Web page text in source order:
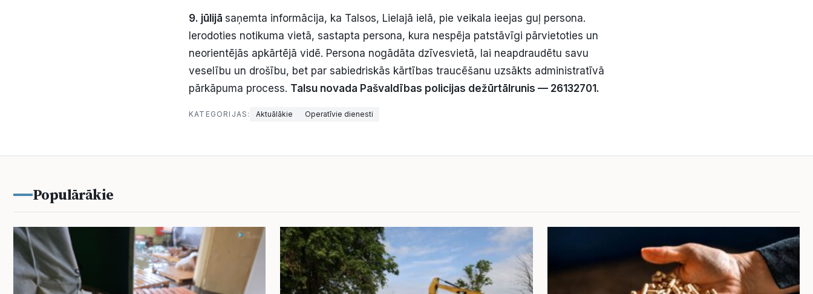
9. jūlijā saņemta informācija, ka Talsos, Lielajā ielā, pie veikala ieejas guļ persona.
Ierodoties notikuma vietā, sastapta persona, kura nespēja patstāvīgi pārvietoties un
neorientējās apkārtējā vidē. Persona nogādāta dzīvesvietā, lai neapdraudētu savu
veselību un drošību, bet par sabiedriskās kārtības traucēšanu uzsākts administratīvā
pārkāpuma process. Talsu novada Pašvaldības policijas dežūrtālrunis — 26132701.
KATEGORIJAS: Aktuālākie Operatīvie dienesti
Populārākie